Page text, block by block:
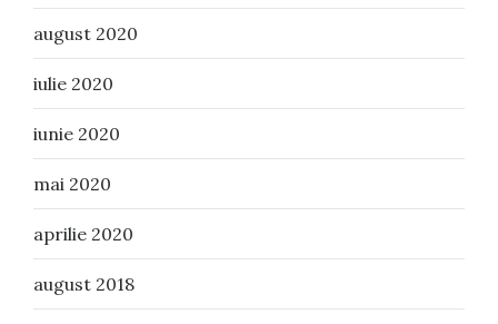
august 2020
iulie 2020
iunie 2020
mai 2020
aprilie 2020
august 2018